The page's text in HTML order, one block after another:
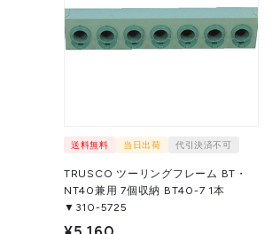
送料無料 当日出荷 代引決済不可
TRUSCO ツーリングフレーム BT・
NT40兼用 7個収納 BT40-7 1本
▼310-5725